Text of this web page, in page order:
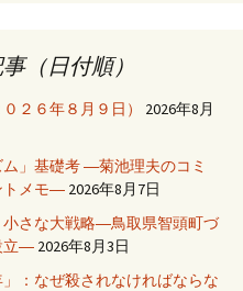
（日付順）
２６年８月９日）
2026年8月
」基礎考 ―菊池理夫のコミ
トメモ― 2026年8月7日
さな大戦略―鳥取県智頭町づ
立― 2026年8月3日
：なぜ殺されなければならな